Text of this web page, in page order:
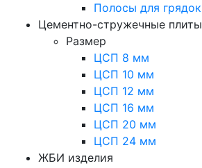
Полосы для грядок
Цементно-стружечные плиты
Размер
ЦСП 8 мм
ЦСП 10 мм
ЦСП 12 мм
ЦСП 16 мм
ЦСП 20 мм
ЦСП 24 мм
ЖБИ изделия